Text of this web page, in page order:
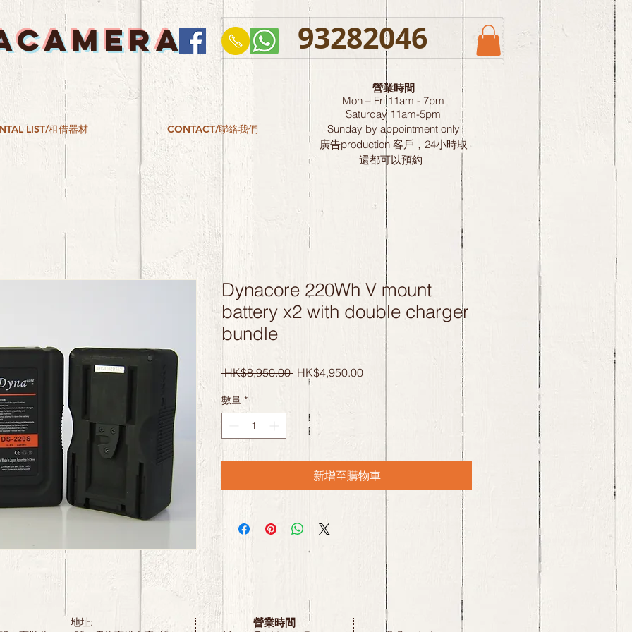
93282046
LIST/租借器材 CONTACT/聯絡我們
營業時間
Mon – Fri 11am - 7pm
Saturday 11am-5pm
Sunday by appointment only
廣告production 客戶，24小時取
還都可以預約
Dynacore 220Wh V mount
battery x2 with double charger
bundle
HK$8,950.00 一HK$4,950.00促
數量 *
新增至購物車
地址:
營業時間